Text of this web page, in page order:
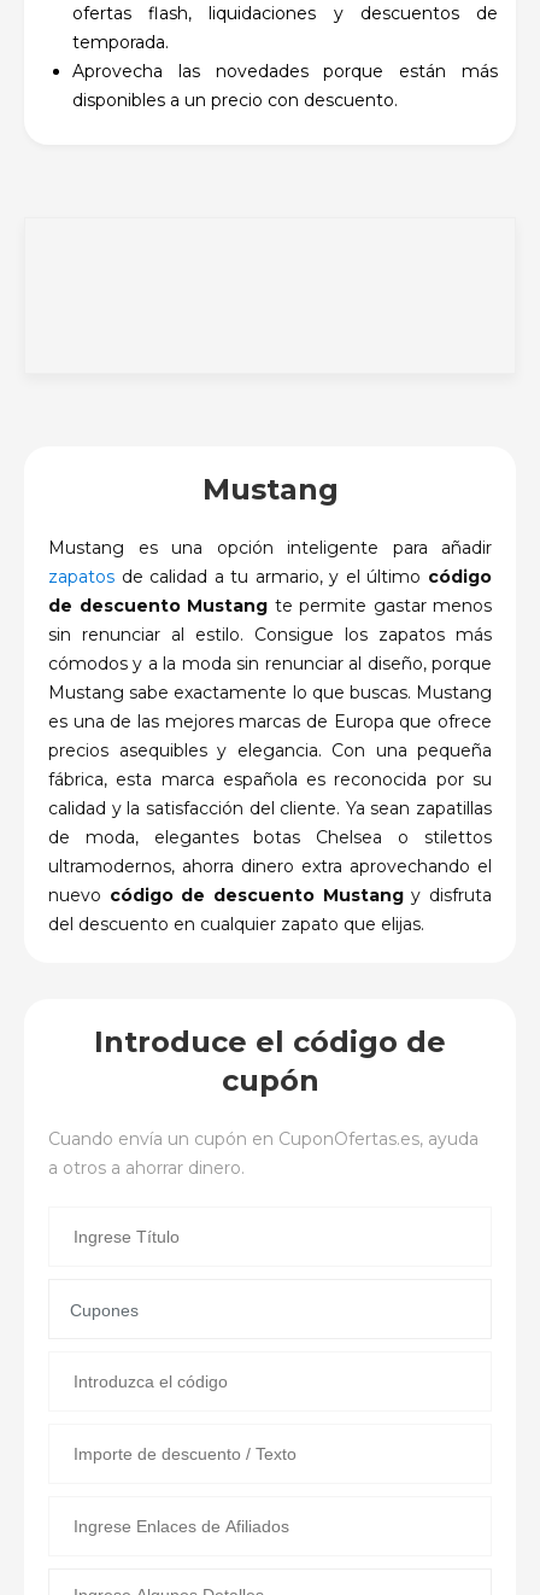
ofertas flash, liquidaciones y descuentos de
temporada.
Aprovecha las novedades porque están más
disponibles a un precio con descuento.
Mustang
Mustang es una opción inteligente para añadir
zapatos de calidad a tu armario, y el último código
de descuento Mustang te permite gastar menos
sin renunciar al estilo. Consigue los zapatos más
cómodos y a la moda sin renunciar al diseño, porque
Mustang sabe exactamente lo que buscas. Mustang
es una de las mejores marcas de Europa que ofrece
precios asequibles y elegancia. Con una pequeña
fábrica, esta marca española es reconocida por su
calidad y la satisfacción del cliente. Ya sean zapatillas
de moda, elegantes botas Chelsea o stilettos
ultramodernos, ahorra dinero extra aprovechando el
nuevo código de descuento Mustangy disfruta
del descuento en cualquier zapato que elijas.
Introduce el código de
cupón
Cuando envía un cupón en CuponOfertas.es, ayuda
a otros a ahorrar dinero.